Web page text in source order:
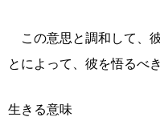
この意思と調和して、
とによって、彼を悟るべ
生きる意味